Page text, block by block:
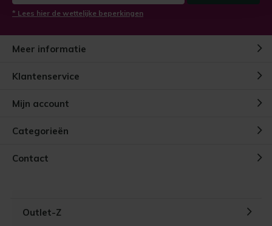
* Lees hier de wettelijke beperkingen
Meer informatie
Klantenservice
Mijn account
Categorieën
Contact
Outlet-Z